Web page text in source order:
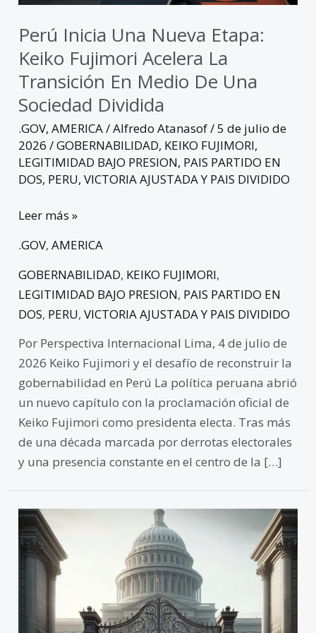
Perú Inicia Una Nueva Etapa:
Keiko Fujimori Acelera La
Transición En Medio De Una
Sociedad Dividida
.GOV,AMERICA/Alfredo Atanasof/5 de julio de
2026/GOBERNABILIDAD, KEIKO FUJIMORI,
LEGITIMIDAD BAJO PRESION, PAIS PARTIDO EN
DOS, PERU,VICTORIA AJUSTADA Y PAIS DIVIDIDO
transición
en
medio
de
una
sociedad
dividida
Leer más »
.GOV,AMERICA
GOBERNABILIDAD, KEIKO FUJIMORI,
LEGITIMIDAD BAJO PRESION, PAIS PARTIDO EN
DOS, PERU,VICTORIA AJUSTADA Y PAIS DIVIDIDO
Por Perspectiva Internacional Lima, 4 de julio de
2026 Keiko Fujimori y el desafío de reconstruir la
gobernabilidad en Perú La política peruana abrió
un nuevo capítulo con la proclamación oficial de
Keiko Fujimori como presidenta electa. Tras más
de una década marcada por derrotas electorales
y una presencia constante en el centro de la […]
Argentina
y
EE.UU.
ante
falta